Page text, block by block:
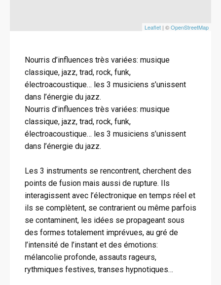
Leaflet | ©OpenStreetMap
Nourris d’influences très variées: musique
classique, jazz, trad, rock, funk,
électroacoustique… les 3 musiciens s’unissent
dans l’énergie du jazz.
Nourris d’influences très variées: musique
classique, jazz, trad, rock, funk,
électroacoustique… les 3 musiciens s’unissent
dans l’énergie du jazz.
Les 3 instruments se rencontrent, cherchent des
points de fusion mais aussi de rupture. Ils
interagissent avec l’électronique en temps réel et
ils se complètent, se contrarient ou même parfois
se contaminent, les idées se propageant sous
des formes totalement imprévues, au gré de
l’intensité de l’instant et des émotions:
mélancolie profonde, assauts rageurs,
rythmiques festives, transes hypnotiques…